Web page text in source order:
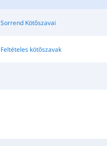
Sorrend Kötőszavai
Feltételes kötőszavak